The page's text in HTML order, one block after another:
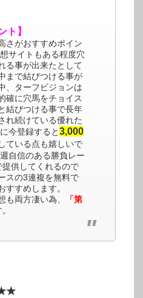
ト】
さがおすすめポイン
サイトもある程度穴
る事が出来たとして
まで結びつける事が
、ターフビジョンは
確に穴馬をチョイス
結びつける事で長年
れ続けている優れた
今登録すると3,000
している点も嬉しいで
自信のある勝負レー
供してくれるので
スの3連複を無料で
すすめします。
も両方凄い為、
「第